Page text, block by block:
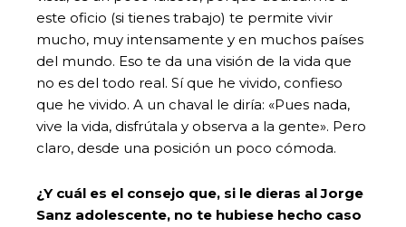
este oficio (si tienes trabajo) te permite vivir
mucho, muy intensamente y en muchos países
del mundo. Eso te da una visión de la vida que
no es del todo real. Sí que he vivido, confieso
que he vivido. A un chaval le diría: «Pues nada,
vive la vida, disfrútala y observa a la gente». Pero
claro, desde una posición un poco cómoda.
¿Y cuál es el consejo que, si le dieras al Jorge
Sanz adolescente, no te hubiese hecho caso